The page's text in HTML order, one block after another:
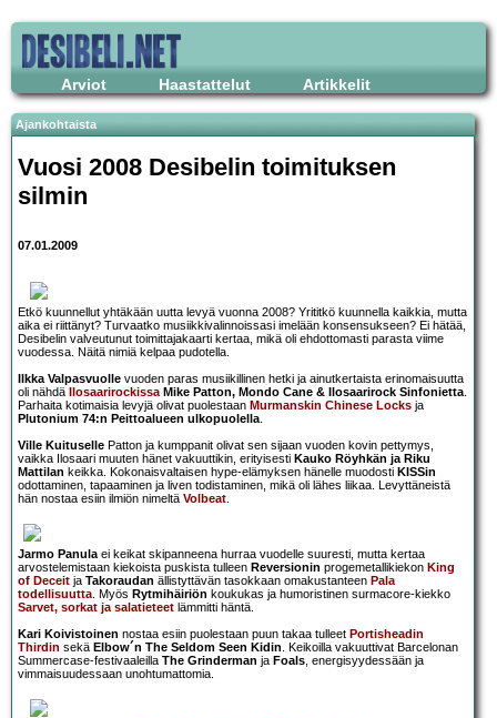
Arviot Haastattelut Artikkelit
Ajankohtaista
Vuosi 2008 Desibelin toimituksen
silmin
07.01.2009
Etkö kuunnellut yhtäkään uutta levyä vuonna 2008? Yrititkö kuunnella kaikkia, mutta
aika ei riittänyt? Turvaatko musiikkivalinnoissasi imelään konsensukseen? Ei hätää,
Desibelin valveutunut toimittajakaarti kertaa, mikä oli ehdottomasti parasta viime
vuodessa. Näitä nimiä kelpaa pudotella.
Ilkka Valpasvuolle vuoden paras musiikillinen hetki ja ainutkertaista erinomaisuutta
oli nähdä
Ilosaarirockissa Mike Patton, Mondo Cane & Ilosaarirock Sinfonietta.
Parhaita kotimaisia levyjä olivat puolestaan Murmanskin Chinese Locks ja
Plutonium 74:n Peittoalueen ulkopuolella.
Ville Kuituselle Patton ja kumppanit olivat sen sijaan vuoden kovin pettymys,
vaikka Ilosaari muuten hänet vakuuttikin, erityisesti Kauko Röyhkän ja Riku
Mattilan keikka. Kokonaisvaltaisen hype-elämyksen hänelle muodosti KISSin
odottaminen, tapaaminen ja liven todistaminen, mikä oli lähes liikaa. Levyttäneistä
hän nostaa esiin ilmiön nimeltä Volbeat.
Jarmo Panulaei keikat skipanneena hurraa vuodelle suuresti, mutta kertaa
arvostelemistaan kiekoista puskista tulleen Reversionin progemetallikiekon King
of Deceit ja Takoraudan ällistyttävän tasokkaan omakustanteen Pala
todellisuutta. Myös Rytmihäiriön koukukas ja humoristinen surmacore-kiekko
Sarvet, sorkat ja salatieteet lämmitti häntä.
Kari Koivistoinen nostaa esiin puolestaan puun takaa tulleet Portisheadin
Thirdin sekä Elbow´n The Seldom Seen Kidin. Keikoilla vakuuttivat Barcelonan
Summercase-festivaaleilla The Grinderman ja Foals, energisyydessään ja
vimmaisuudessaan unohtumattomia.